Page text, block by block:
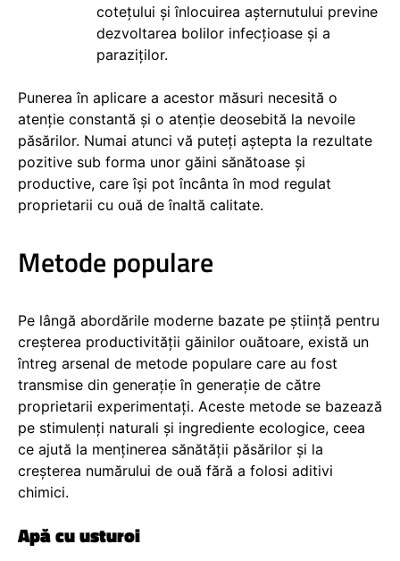
cotețului și înlocuirea așternutului previne
dezvoltarea bolilor infecțioase și a
paraziților.
Punerea în aplicare a acestor măsuri necesită o
atenție constantă și o atenție deosebită la nevoile
păsărilor. Numai atunci vă puteți aștepta la rezultate
pozitive sub forma unor găini sănătoase și
productive, care își pot încânta în mod regulat
proprietarii cu ouă de înaltă calitate.
Metode populare
Pe lângă abordările moderne bazate pe știință pentru
creșterea productivității găinilor ouătoare, există un
întreg arsenal de metode populare care au fost
transmise din generație în generație de către
proprietarii experimentați. Aceste metode se bazează
pe stimulenți naturali și ingrediente ecologice, ceea
ce ajută la menținerea sănătății păsărilor și la
creșterea numărului de ouă fără a folosi aditivi
chimici.
Apă cu usturoi